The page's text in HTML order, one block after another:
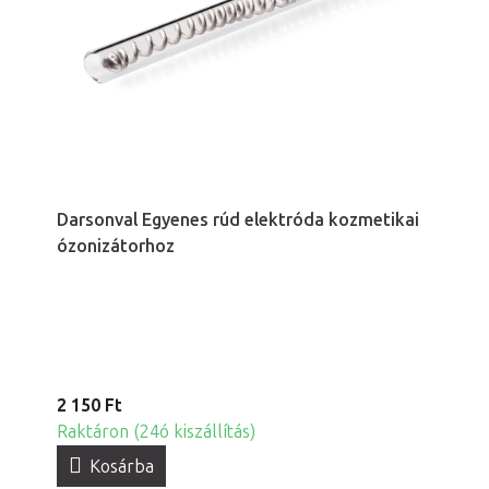
Darsonval Egyenes rúd elektróda kozmetikai
ózonizátorhoz
2 150 Ft
Raktáron (24ó kiszállítás)
Kosárba